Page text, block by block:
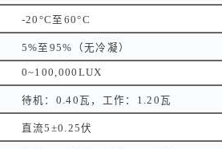
-20°C至60°C
5%至95%（无冷凝）
0~100,000LUX
待机：0.40瓦，工作：1.20瓦
直流5±0.25伏